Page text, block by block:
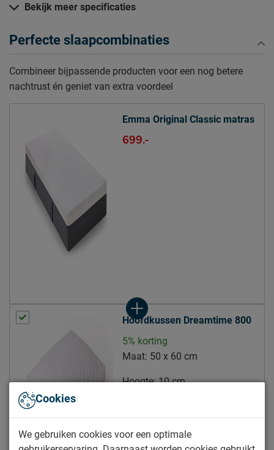
Hardheid
Slaaphouding
buik, rug, zij
Mate van ondersteuning
Warmteregulatie houdt goed warmte vast
Opbouw matraskern
Type comfortlaag
Ventilatie kern
door de open structuur en
speciale gepatenteerde
ventilatie
Tijk (matrashoes)
Materiaal tijk
100% polyester
Ventilatie tijk
ademende bovenlaag
Bekijk meer specificaties
Perfecte slaapcombinaties
Combineer bijpassende producten voor een nog betere
nachtrust én geniet van extra voordeel
Emma Original Classic matras
699.-
Hoofdkussen Dreamtime 800
5% korting
Maat: 50 x 60 cm
Hoogte: 10 cm
Cookies
We gebruiken cookies voor een optimale